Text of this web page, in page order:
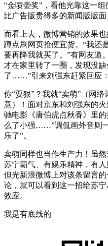
“金喷壶奖”，看他光靠这一
比广告版贵得多的新闻版版面
而看上去，微博营销的效果
蹲点刷网页抢便宜货。“我还
要再降我就买了。”有网友道
才在家里转了一圈，发现没
了……”引来刘强东赶紧回应
你“耍狠”？我就“卖萌”（网
意）！面对京东和刘强东的
驰电影《唐伯虎点秋香》里
么了小强……”调侃画外音则
乐了”。
卖萌同样也当作生产力！虽
苏宁霸气、有娱乐精神，有
但光新浪微博上对该条留言
论，就可以看到这一招给苏
效应。
我是有底线的